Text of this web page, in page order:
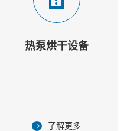
热泵烘干设备
了解更多